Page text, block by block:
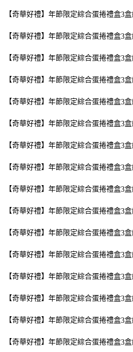
【奇華好禮】年節限定綜合蛋捲禮盒3
【奇華好禮】年節限定綜合蛋捲禮盒3
【奇華好禮】年節限定綜合蛋捲禮盒3
【奇華好禮】年節限定綜合蛋捲禮盒3
【奇華好禮】年節限定綜合蛋捲禮盒3
【奇華好禮】年節限定綜合蛋捲禮盒3
【奇華好禮】年節限定綜合蛋捲禮盒3
【奇華好禮】年節限定綜合蛋捲禮盒3
【奇華好禮】年節限定綜合蛋捲禮盒3
【奇華好禮】年節限定綜合蛋捲禮盒3
【奇華好禮】年節限定綜合蛋捲禮盒3
【奇華好禮】年節限定綜合蛋捲禮盒3
【奇華好禮】年節限定綜合蛋捲禮盒3
【奇華好禮】年節限定綜合蛋捲禮盒3
【奇華好禮】年節限定綜合蛋捲禮盒3
【奇華好禮】年節限定綜合蛋捲禮盒3